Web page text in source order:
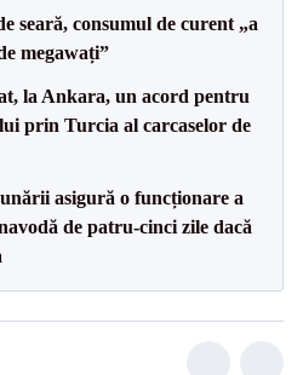
seară, consumul de curent „a
megawați”
la Ankara, un acord pentru
prin Turcia al carcaselor de
asigură o funcționare a
de patru-cinci zile dacă